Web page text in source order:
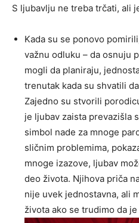
S ljubavlju ne treba trčati, ali
Kada su se ponovo
važnu odluku – da osnuju
mogli da planiraju,
trenutak kada su shvatili
Zajedno su stvorili
je ljubav zaista prevazišla
simbol nade za mnoge
sličnim problemima,
mnoge izazove, ljubav
deo života. Njihova priča
nije uvek jednostavna, ali
života ako se trudimo da je